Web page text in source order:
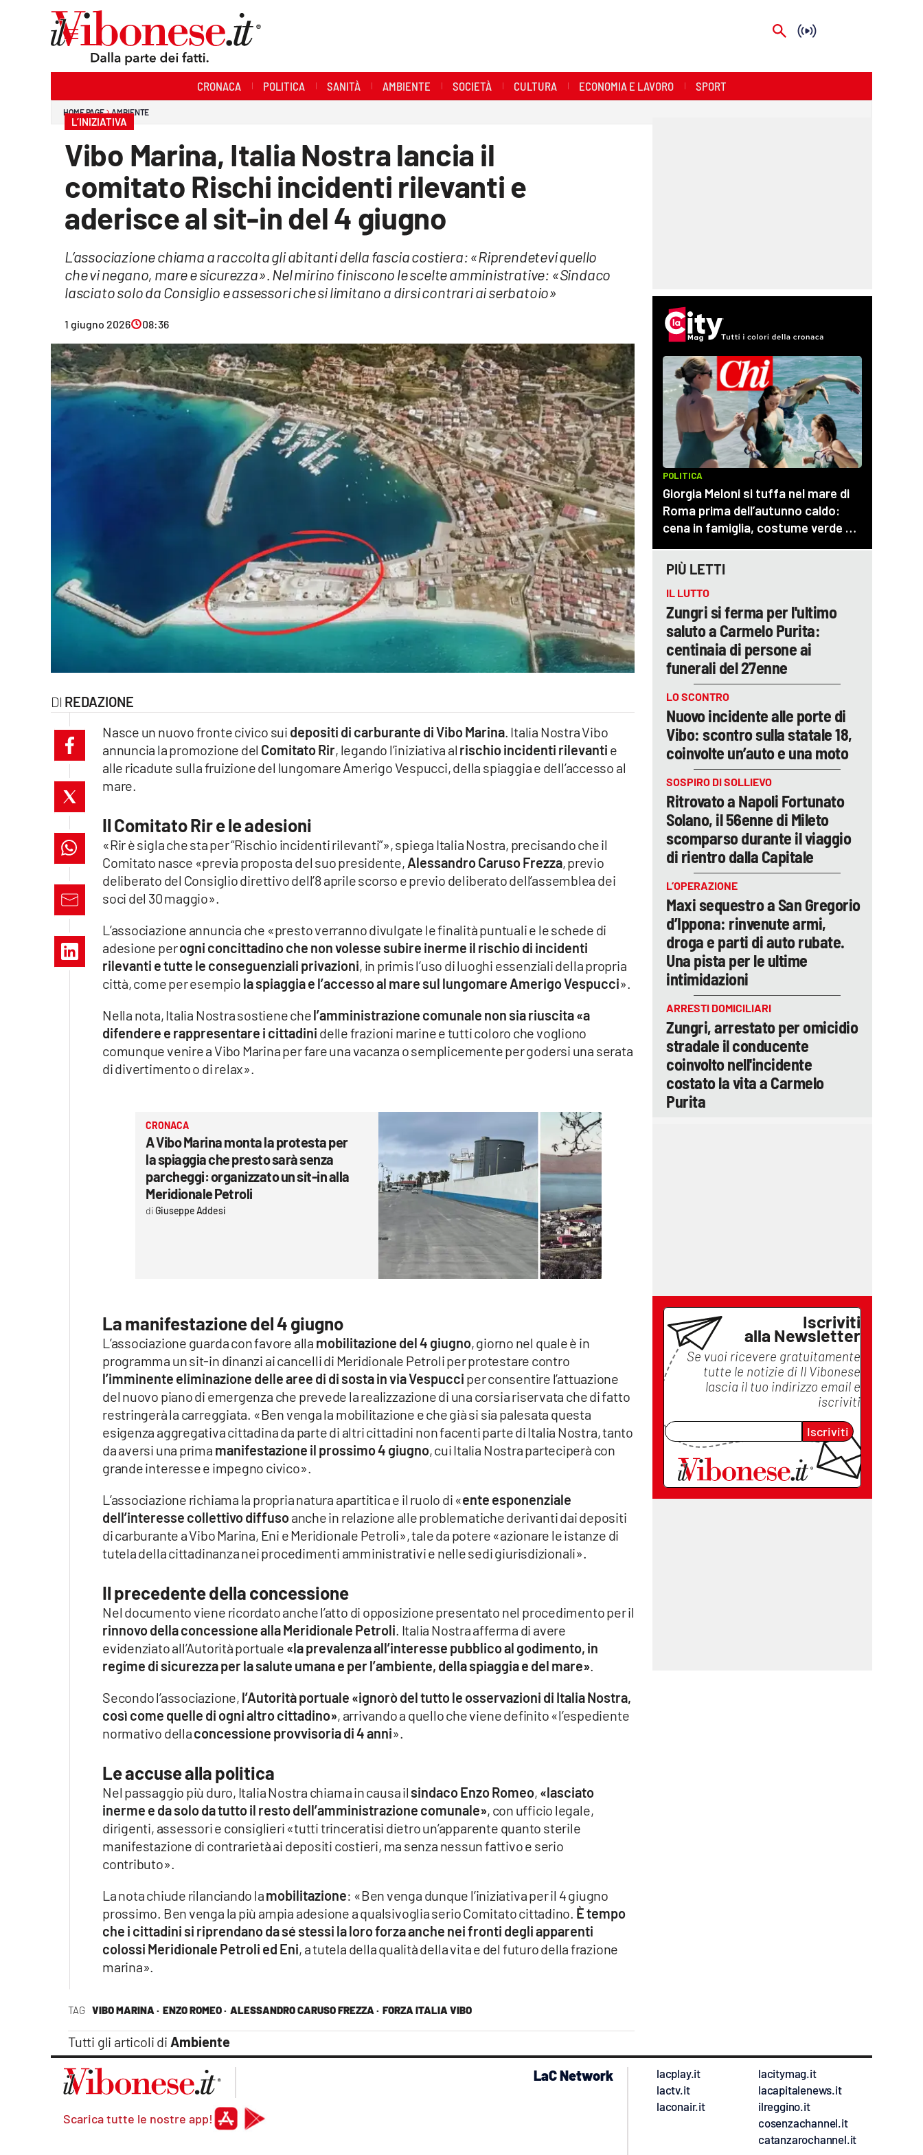
Economia e Lavoro
Streaming
cosenzachannel.it
ilvibonese.it
catanzarochannel.it
lacapitalenews.it
CRONACA POLITICA SANITÀ AMBIENTE SOCIETÀ CULTURA ECONOMIA E LAVORO SPORT
HOME PAGE AMBIENTE
L’INIZIATIVA
Vibo Marina, Italia Nostra lancia il
comitato Rischi incidenti rilevanti e
aderisce al sit-in del 4 giugno
L’associazione chiama a raccolta gli abitanti della fascia costiera: «Riprendetevi quello
che vi negano, mare e sicurezza». Nel mirino finiscono le scelte amministrative: «Sindaco
lasciato solo da Consiglio e assessori che si limitano a dirsi contrari ai serbatoio»
1 giugno 2026 08:36
REDAZIONE
TAG VIBO MARINA · ENZO ROMEO · ALESSANDRO CARUSO FREZZA · FORZA ITALIA VIBO
Tutti gli articoli di Ambiente
Nasce un nuovo fronte civico sui depositi di carburante di Vibo Marina. Italia Nostra Vibo
annuncia la promozione del Comitato Rir, legando l’iniziativa al rischio incidenti rilevanti e
alle ricadute sulla fruizione del lungomare Amerigo Vespucci, della spiaggia e dell’accesso al
mare.
Il Comitato Rir e le adesioni
«Rir è sigla che sta per “Rischio incidenti rilevanti”», spiega Italia Nostra, precisando che il
Comitato nasce «previa proposta del suo presidente, Alessandro Caruso Frezza, previo
deliberato del Consiglio direttivo dell’8 aprile scorso e previo deliberato dell’assemblea dei
soci del 30 maggio».
L’associazione annuncia che «presto verranno divulgate le finalità puntuali e le schede di
adesione perogni concittadino che non volesse subire inerme il rischio di incidenti
rilevanti e tutte le conseguenziali privazioni, in primis l’uso di luoghi essenziali della propria
città, come per esempio la spiaggia e l’accesso al mare sul lungomare Amerigo Vespucci».
Nella nota, Italia Nostra sostiene chel’amministrazione comunale non sia riuscita«a
difendere e rappresentare i cittadini delle frazioni marine e tutti coloro che vogliono
comunque venire a Vibo Marina per fare una vacanza o semplicemente per godersi una serata
di divertimento o di relax».
CRONACA
A Vibo Marina monta la protesta per
la spiaggia che presto sarà senza
parcheggi: organizzato un sit-in alla
Meridionale Petroli
Giuseppe Addesi
La manifestazione del 4 giugno
L’associazione guarda con favore alla mobilitazione del 4 giugno, giorno nel quale è in
programma un sit-in dinanzi ai cancelli di Meridionale Petroli per protestare contro
l’imminente eliminazione delle aree di di sosta in via Vespucci per consentire l’attuazione
del nuovo piano di emergenza che prevede la realizzazione di una corsia riservata che di fatto
restringerà la carreggiata. «Ben venga la mobilitazione e che già si sia palesata questa
esigenza aggregativa cittadina da parte di altri cittadini non facenti parte di Italia Nostra, tanto
da aversi una prima manifestazione il prossimo 4 giugno, cui Italia Nostra parteciperà con
grande interesse e impegno civico».
L’associazione richiama la propria natura apartitica e il ruolo di «ente esponenziale
dell’interesse collettivo diffusoanche in relazione alle problematiche derivanti dai depositi
di carburante a Vibo Marina, Eni e Meridionale Petroli», tale da potere «azionare le istanze di
tutela della cittadinanza nei procedimenti amministrativi e nelle sedi giurisdizionali».
Il precedente della concessione
Nel documento viene ricordato anche l’atto di opposizione presentato nel procedimento per il
rinnovo della concessione alla Meridionale Petroli. Italia Nostra afferma di avere
evidenziato all’Autorità portuale «la prevalenza all’interesse pubblico al godimento, in
regime di sicurezza per la salute umana e per l’ambiente, della spiaggia e del mare».
Secondo l’associazione, l’Autorità portuale «ignorò del tutto le osservazioni di Italia Nostra,
così come quelle di ogni altro cittadino», arrivando a quello che viene definito «l’espediente
normativo dellaconcessione provvisoria di 4 anni».
Le accuse alla politica
Nel passaggio più duro, Italia Nostra chiama in causa il sindaco Enzo Romeo, «lasciato
inerme e da solo da tutto il resto dell’amministrazione comunale», con ufficio legale,
dirigenti, assessori e consiglieri «tutti trinceratisi dietro un’apparente quanto sterile
manifestazione di contrarietà ai depositi costieri, ma senza nessun fattivo e serio
contributo».
La nota chiude rilanciando lamobilitazione: «Ben venga dunque l’iniziativa per il 4 giugno
prossimo. Ben venga la più ampia adesione a qualsivoglia serio Comitato cittadino. È tempo
che i cittadini si riprendano da sé stessi la loro forza anche nei fronti degli apparenti
colossi Meridionale Petroli ed Eni, a tutela della qualità della vita e del futuro della frazione
marina».
PIÙ LETTI
IL LUTTO
Zungri si ferma per l'ultimo
saluto a Carmelo Purita:
centinaia di persone ai
funerali del 27enne
LO SCONTRO
Nuovo incidente alle porte di
Vibo: scontro sulla statale 18,
coinvolte un’auto e una moto
SOSPIRO DI SOLLIEVO
Ritrovato a Napoli Fortunato
Solano, il 56enne di Mileto
scomparso durante il viaggio
di rientro dalla Capitale
L’OPERAZIONE
Maxi sequestro a San Gregorio
d’Ippona: rinvenute armi,
droga e parti di auto rubate.
Una pista per le ultime
intimidazioni
ARRESTI DOMICILIARI
Zungri, arrestato per omicidio
stradale il conducente
coinvolto nell'incidente
costato la vita a Carmelo
Purita
Iscriviti
alla Newsletter
Se vuoi ricevere gratuitamente
tutte le notizie di Il Vibonese
lascia il tuo indirizzo email e
iscriviti
Iscriviti
Scarica tutte le nostre app!
LaC Network
lacplay.it
lactv.it
laconair.it
lacitymag.it
lacapitalenews.it
ilreggino.it
cosenzachannel.it
catanzarochannel.it